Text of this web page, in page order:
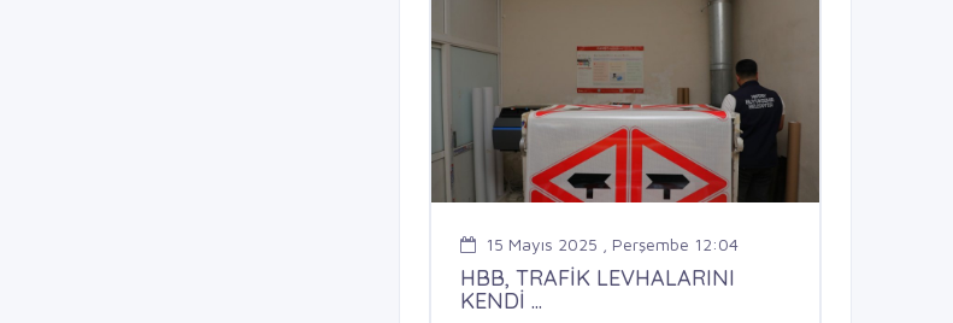
15 Mayıs 2025 , Perşembe 12:04
HBB, TRAFİK LEVHALARINI
KENDİ ...